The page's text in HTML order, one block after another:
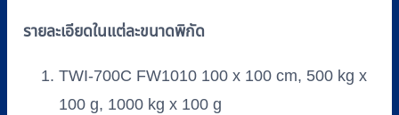
รายละเอียดในแต่ละขนาดพิกัด
TWI-700C FW1010 100 x 100 cm, 500 kg x
100 g, 1000 kg x 100 g